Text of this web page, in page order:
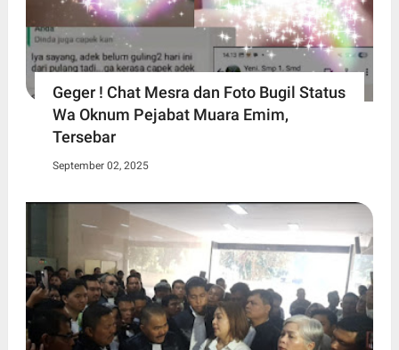
Geger ! Chat Mesra dan Foto Bugil Status
Wa Oknum Pejabat Muara Emim,
Tersebar
September 02, 2025